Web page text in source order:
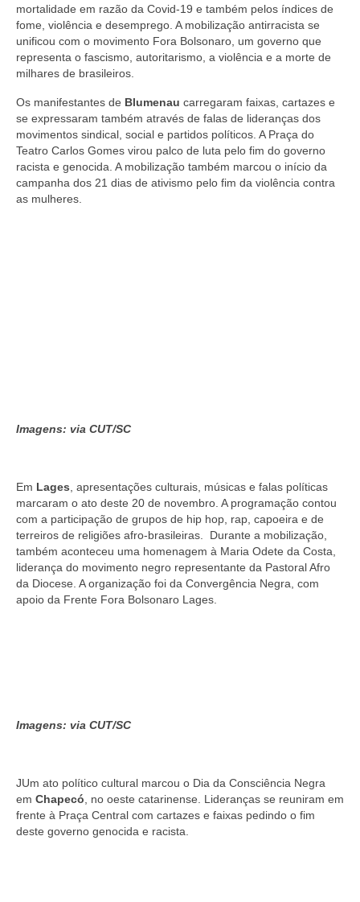
mortalidade em razão da Covid-19 e também pelos índices de
fome, violência e desemprego. A mobilização antirracista se
unificou com o movimento Fora Bolsonaro, um governo que
representa o fascismo, autoritarismo, a violência e a morte de
milhares de brasileiros.
Os manifestantes de Blumenau carregaram faixas, cartazes e
se expressaram também através de falas de lideranças dos
movimentos sindical, social e partidos políticos. A Praça do
Teatro Carlos Gomes virou palco de luta pelo fim do governo
racista e genocida. A mobilização também marcou o início da
campanha dos 21 dias de ativismo pelo fim da violência contra
as mulheres.
Imagens: via CUT/SC
Em Lages , apresentações culturais, músicas e falas políticas
marcaram o ato deste 20 de novembro. A programação contou
com a participação de grupos de hip hop, rap, capoeira e de
terreiros de religiões afro-brasileiras. Durante a mobilização,
também aconteceu uma homenagem à Maria Odete da Costa,
liderança do movimento negro representante da Pastoral Afro
da Diocese. A organização foi da Convergência Negra, com
apoio da Frente Fora Bolsonaro Lages.
Imagens: via CUT/SC
JUm ato político cultural marcou o Dia da Consciência Negra
em Chapecó , no oeste catarinense. Lideranças se reuniram em
frente à Praça Central com cartazes e faixas pedindo o fim
deste governo genocida e racista.